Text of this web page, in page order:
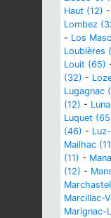
Haut (12) -
Lombez
- Los
Loubières
Louit (65)
(32) -
Lugagnac
(12) -
Luquet
(46) -
Mailhac
(11) -
(12) -
Marcillac-
Marignac-